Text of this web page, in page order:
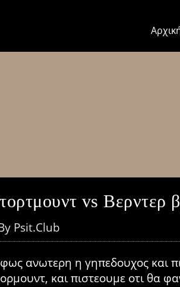
vs Βερντερ
Psit.club
ανωτερη η γηπεδουχος και
και πιστεουμε οτι θα